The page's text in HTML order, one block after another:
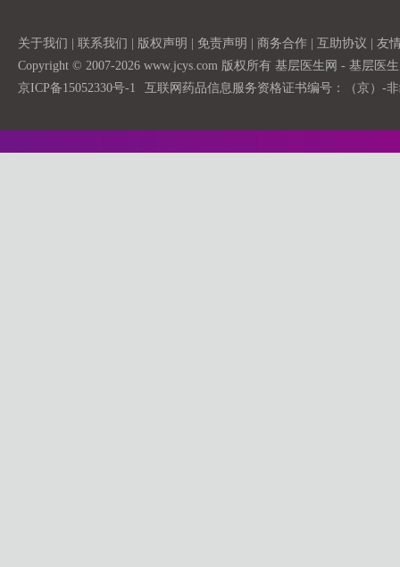
关于我们 联系我们 版权声明 免责声明 商务合作 互助协议
友
Copyright © 2007-2026 www.jcys.com 版权所有 基层医生网 - 基层医
京ICP备15052330号-1
互联网药品信息服务资格证书编号：（京）-非